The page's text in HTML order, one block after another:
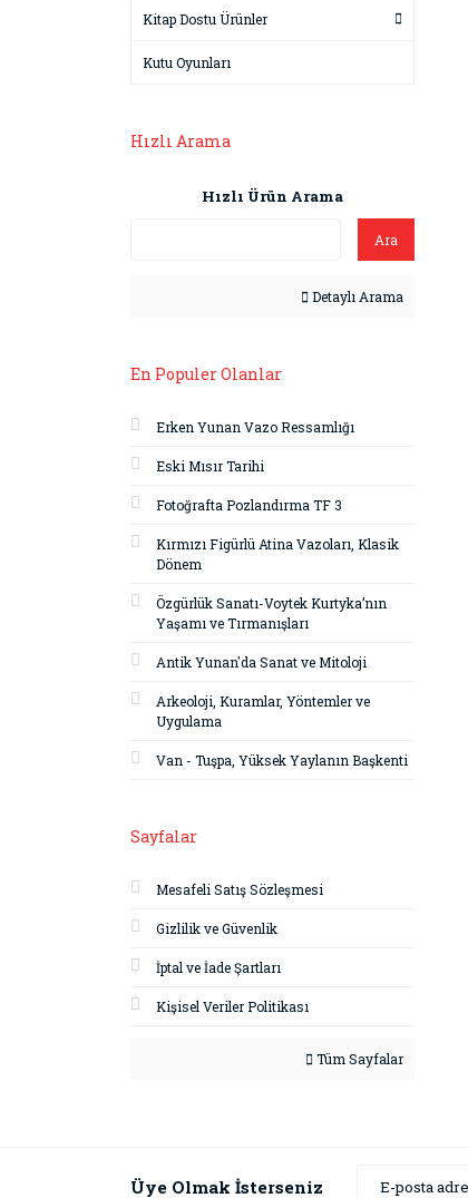
Kitap Dostu Ürünler
Kutu Oyunları
Hızlı Arama
Hızlı Ürün Arama
Ara
Detaylı Arama
En Populer Olanlar
Erken Yunan Vazo Ressamlığı
Eski Mısır Tarihi
Fotoğrafta Pozlandırma TF 3
Kırmızı Figürlü Atina Vazoları, Klasik
Dönem
Özgürlük Sanatı-Voytek Kurtyka’nın
Yaşamı ve Tırmanışları
Antik Yunan'da Sanat ve Mitoloji
Arkeoloji, Kuramlar, Yöntemler ve
Uygulama
Van - Tuşpa, Yüksek Yaylanın Başkenti
Sayfalar
Mesafeli Satış Sözleşmesi
Gizlilik ve Güvenlik
İptal ve İade Şartları
Kişisel Veriler Politikası
Tüm Sayfalar
Üye Olmak İsterseniz